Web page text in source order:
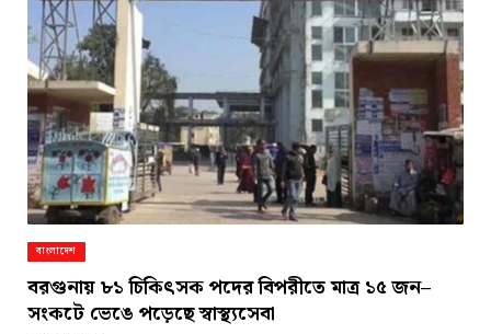
বাংলাদেশ
বরগুনায় ৮১ চিকিৎসক পদের বিপরীতে মাত্র ১৫ জন–
সংকটে ভেঙে পড়েছে স্বাস্থ্যসেবা